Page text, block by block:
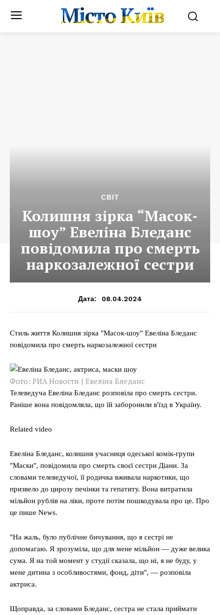
Місто Київ
СВІТ
Колишня зірка “Масок-
шоу” Евеліна Бледанс
повідомила про смерть
наркозалежної сестри
Дата: 08.04.2024
Стиль життя Колишня зірка "Масок-шоу" Евеліна Бледанс
повідомила про смерть наркозалежної сестри
Фото: РИА Новости | Евеліна Бледанс
Телеведуча Евеліна Бледанс розповіла про смерть сестри.
Раніше вона повідомляла, що їй заборонили в'їзд в Україну.
Related video
Евеліна Бледанс, колишня учасниця одеської комік-групи
"Маски", повідомила про смерть своєї сестри Діани. За
словами телеведучої, її родичка вживала наркотики, що
призвело до цирозу печінки та гепатиту. Вона витратила
мільйон рублів на ліки, проте потім пошкодувала про це. Про
це пише News.
"На жаль, було публічне бичування, що я сестрі не
допомагаю. Я зрозуміла, що для мене мільйон — дуже велика
сума. Я на той момент у студії сказала, що ні, я не буду, у
мене дитина з особливостями, фонд, діти", — розповіла
актриса.
Щоправда, за словами Бледанс, сестра не стала приймати